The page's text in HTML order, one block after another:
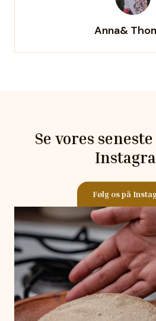
Anna&
Se vores
Følg os på